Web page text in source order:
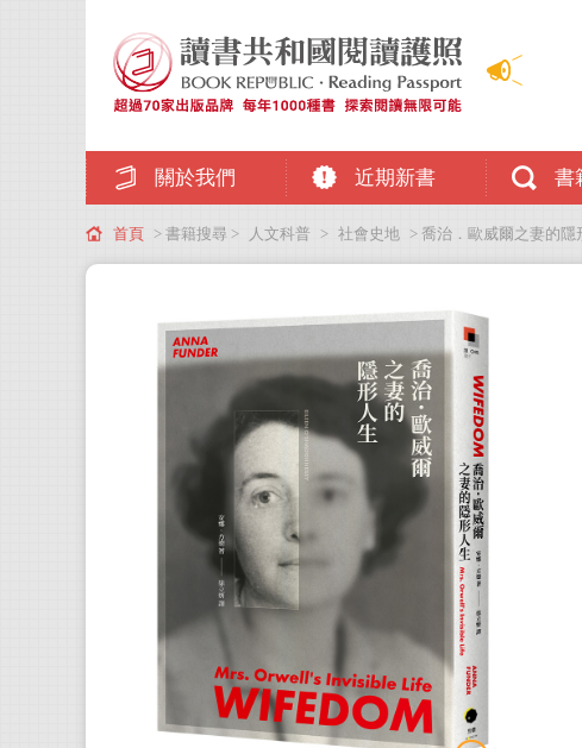
關於我們 近期新書 書
首頁 > 書籍搜尋 > 人文科普 > 社會史地 > 喬治．歐威爾之妻的隱